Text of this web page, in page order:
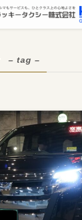
– tag –